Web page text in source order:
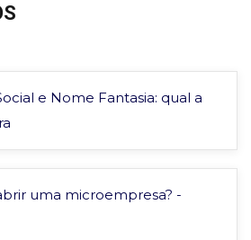
e Nome Fantasia: qual a
uma microempresa? -